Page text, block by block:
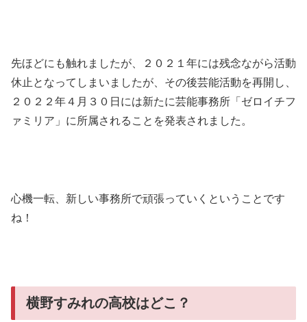
先ほどにも触れましたが、２０２１年には残念ながら活動
休止となってしまいましたが、その後芸能活動を再開し、
２０２２年４月３０日には新たに芸能事務所「ゼロイチフ
ァミリア」に所属されることを発表されました。
心機一転、新しい事務所で頑張っていくということです
ね！
横野すみれの高校はどこ？